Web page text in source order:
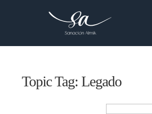
Topic Tag: Legado